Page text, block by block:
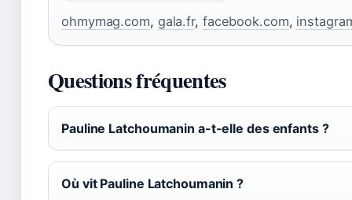
ohmymag.com, gala.fr, facebook.com,
Questions fréquentes
Pauline Latchoumanin a-t-elle des enfants ?
Où vit Pauline Latchoumanin ?